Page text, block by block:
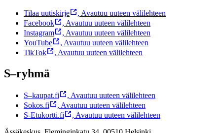
Tilaa uutiskirje , Avautuu uuteen välilehteen
Facebook
, Avautuu uuteen välilehteen
Instagram
, Avautuu uuteen välilehteen
YouTube
, Avautuu uuteen välilehteen
TikTok
, Avautuu uuteen välilehteen
S–ryhmä
S–kaupat.fi , Avautuu uuteen välilehteen
Sokos.fi
, Avautuu uuteen välilehteen
S-Etukortti.fi
, Avautuu uuteen välilehteen